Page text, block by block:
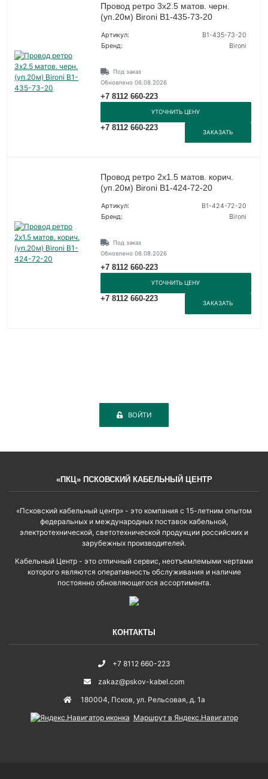
Провод ретро 3х2.5 матов. черн.
(уп.20м) Bironi B1-435-73-20
Артикул:
B1-435-73-20
Бренд:
Bironi
Под заказ
Обновлено 06.08.2026
+7 8112 660-223
УТОЧНИТЬ ЦЕНУ
+7 8112 660-223
ЗАКАЗАТЬ
Провод ретро 2х1.5 матов. корич.
(уп.20м) Bironi B1-424-72-20
Артикул:
B1-424-72-20
Бренд:
Bironi
Под заказ
Обновлено 06.08.2026
+7 8112 660-223
УТОЧНИТЬ ЦЕНУ
+7 8112 660-223
ЗАКАЗАТЬ
ВОЙТИ
«ПКЦ» ПСКОВСКИЙ КАБЕЛЬНЫЙ ЦЕНТР
«Псковский кабельный центр» - это компания с 15-летним опытом
федеральных и международных поставок кабельной,
электротехнической, светотехнической продукции российских и
зарубежных производителей.
Кабельный Центр - это отличный сервис, неотъемлемыми чертами
которого являются оперативность обслуживания и наличие
постоянно обновляющегося ассортимента.
КОНТАКТЫ
+7 8112 660-223
zakaz@pskov-kabel.com
180004, Псков, ул. Рельсовая, д. 1а
Маршрут в Яндекс.Навигатор